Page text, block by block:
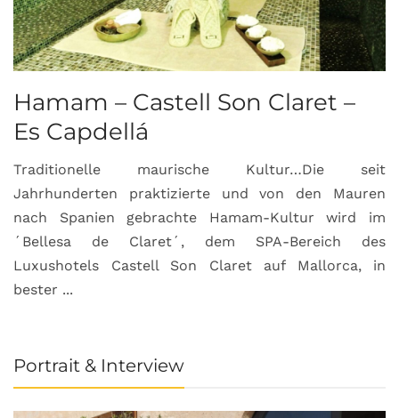
Hamam – Castell Son Claret –
Es Capdellá
Traditionelle maurische Kultur…Die seit
Jahrhunderten praktizierte und von den Mauren
nach Spanien gebrachte Hamam-Kultur wird im
´Bellesa de Claret´, dem SPA-Bereich des
Luxushotels Castell Son Claret auf Mallorca, in
bester ...
Portrait & Interview